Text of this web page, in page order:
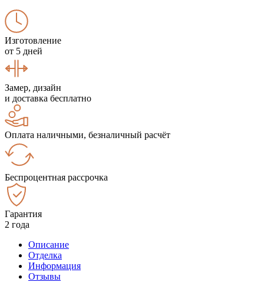
Изготовление
от 5 дней
Замер, дизайн
и доставка бесплатно
Оплата наличными, безналичный расчёт
Беспроцентная рассрочка
Гарантия
2 года
Описание
Отделка
Информация
Отзывы